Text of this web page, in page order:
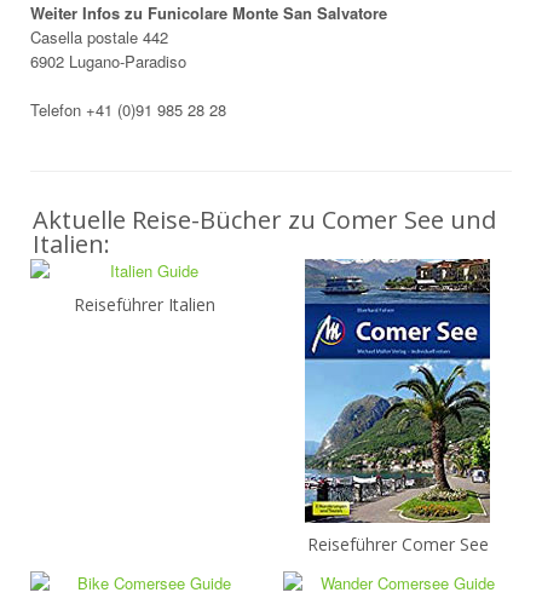
Weiter Infos zu Funicolare Monte San Salvatore
Casella postale 442
6902 Lugano-Paradiso
Telefon +41 (0)91 985 28 28
Aktuelle Reise-Bücher zu Comer See und
Italien:
Reiseführer Italien
Reiseführer Comer See